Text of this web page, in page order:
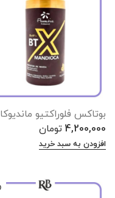
بوتاکس فلوراکتیو ماندیوکا
4,200,000 تومان
افزودن به سبد خرید